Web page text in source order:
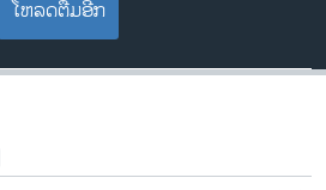
ໂຫລດຕື່ມອີກ